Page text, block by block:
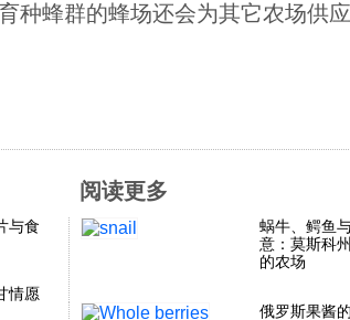
种蜂群的蜂场还会为其它农场供应
与食
情愿
阅读更多
蜗牛、鳄鱼
意：莫斯科
的农场
俄罗斯果酱